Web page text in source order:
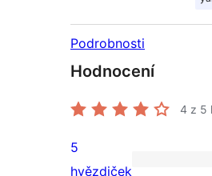
Podrobnosti
Hodnocení
4 z 5
3
5
hvězdiček